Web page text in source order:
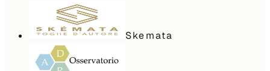
Skemata